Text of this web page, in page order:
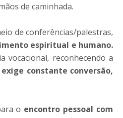
de caminhada.
de conferências/palestras,
espiritual e humano.
vocacional, reconhecendo a
constante conversão,
o encontro pessoal com